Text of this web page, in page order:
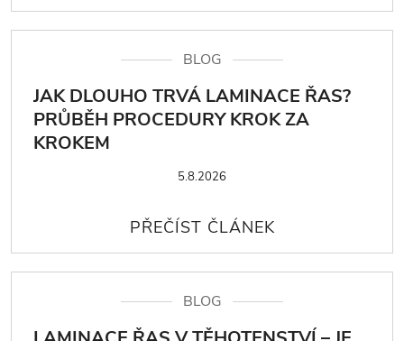
BLOG
JAK DLOUHO TRVÁ LAMINACE ŘAS?
PRŮBĚH PROCEDURY KROK ZA
KROKEM
5.8.2026
BLOG